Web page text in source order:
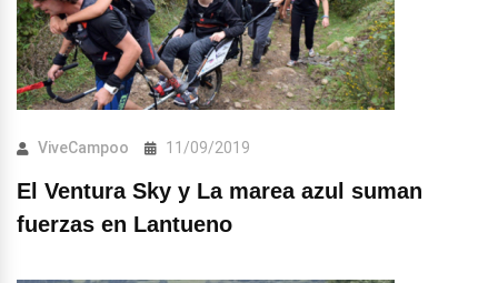
ViveCampoo 11/09/2019
El Ventura Sky y La marea azul suman
fuerzas en Lantueno